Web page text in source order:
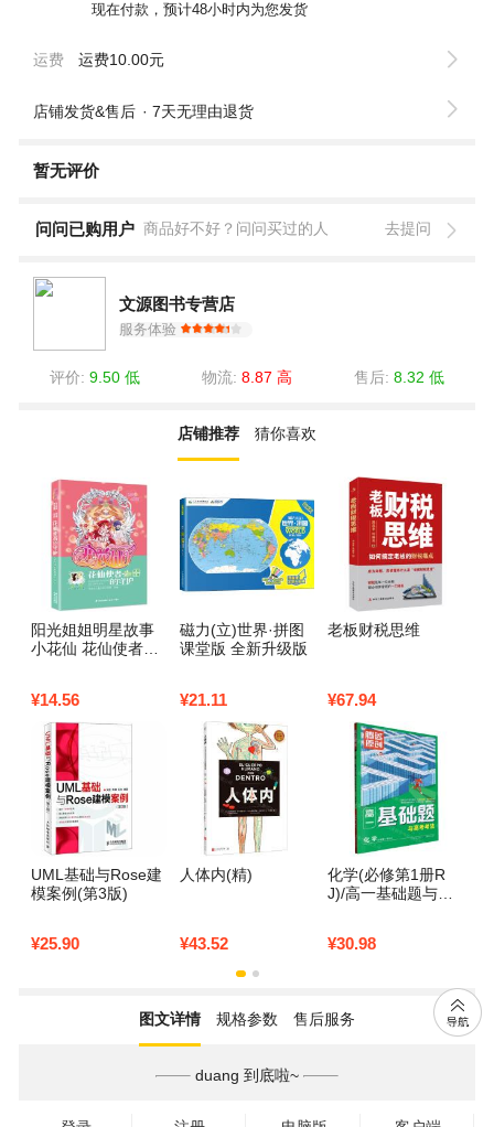
现在付款，预计48小时内为您发货
运费 运费10.00元
店铺发货&售后 7天无理由退货
暂无评价
问问已购用户 商品好不好？问问买过的人 去提问
文源图书专营店
服务体验
评价: 9.50 低 物流: 8.87 高 售后: 8.32 低
店铺推荐 猜你喜欢
阳光姐姐明星故事
小花仙 花仙使者的
¥14.56
磁力(立)世界·拼图
课堂版 全新升级版
¥21.11
老板财税思维
¥67.94
UML基础与Rose建
模案例(第3版)
¥25.90
人体内(精)
¥43.52
化学(必修第1册R
J)/高一基础题与高
¥30.98
图文详情 规格参数 售后服务
duang 到底啦~